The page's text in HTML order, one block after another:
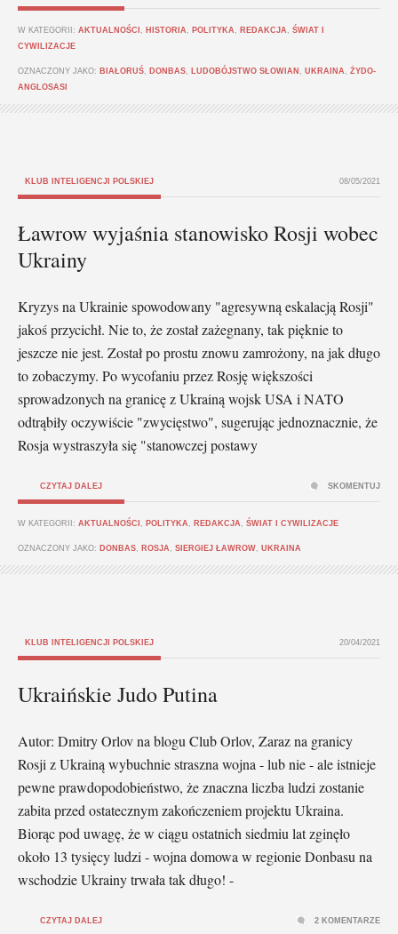
W KATEGORII: AKTUALNOŚCI HISTORIA POLITYKA REDAKCJA
ŚWIAT I
CYWILIZACJE
OZNACZONY JAKO: BIAŁORUŚ DONBAS LUDOBÓJSTWO SŁOWIAN UKRAINA
ŻYDO-
ANGLOSASI
KLUB INTELIGENCJI POLSKIEJ 08/05/2021
Ławrow wyjaśnia stanowisko Rosji wobec
Ukrainy
Kryzys na Ukrainie spowodowany "agresywną eskalacją Rosji"
jakoś przycichł. Nie to, że został zażegnany, tak pięknie to
jeszcze nie jest. Został po prostu znowu zamrożony, na jak długo
to zobaczymy. Po wycofaniu przez Rosję większości
sprowadzonych na granicę z Ukrainą wojsk USA i NATO
odtrąbiły oczywiście "zwycięstwo", sugerując jednoznacznie, że
Rosja wystraszyła się "stanowczej postawy
CZYTAJ DALEJ
W KATEGORII: AKTUALNOŚCI POLITYKA REDAKCJA ŚWIAT I CYWILIZACJE
OZNACZONY JAKO: DONBAS ROSJA SIERGIEJ ŁAWROW UKRAINA
SKOMENTUJ
KLUB INTELIGENCJI POLSKIEJ 20/04/2021
Ukraińskie Judo Putina
Autor: Dmitry Orlov na blogu Club Orlov, Zaraz na granicy
Rosji z Ukrainą wybuchnie straszna wojna - lub nie - ale istnieje
pewne prawdopodobieństwo, że znaczna liczba ludzi zostanie
zabita przed ostatecznym zakończeniem projektu Ukraina.
Biorąc pod uwagę, że w ciągu ostatnich siedmiu lat zginęło
około 13 tysięcy ludzi - wojna domowa w regionie Donbasu na
wschodzie Ukrainy trwała tak długo! -
CZYTAJ DALEJ 2 KOMENTARZE